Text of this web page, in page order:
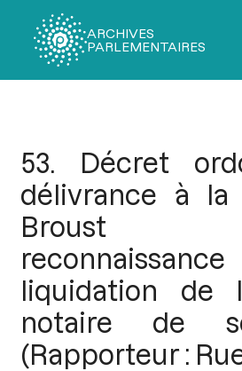
ARCHIVES
PARLEMENTAIRES
53. Décret
délivrance à la
Broust
liquidation de
notaire de
(Rapporteur :